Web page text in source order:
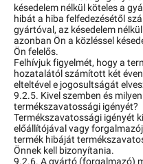
késedelem nélkül köteles a
hibát a hiba felfedezésétől
gyártóval, az késedelem
azonban Ön a közléssel
Ön felelős.
Felhívjuk figyelmét, hogy a
hozatalától számított két
elteltével e jogosultságát
9.2.5. Kivel szemben és
termékszavatossági igényét?
Termékszavatossági igényét
előállítójával vagy
termék hibáját
Önnek kell bizonyítania.
9.2.6. A gyártó (forgalmazó)